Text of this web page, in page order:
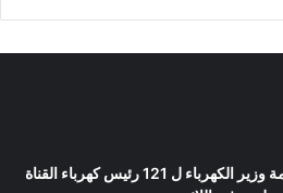
بعد مكالمة وزير الكهرباء ل 121 رئيس كهرباء القناة